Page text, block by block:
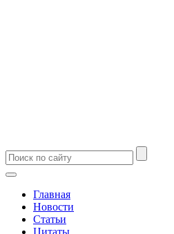
Главная
Новости
Статьи
Цитаты